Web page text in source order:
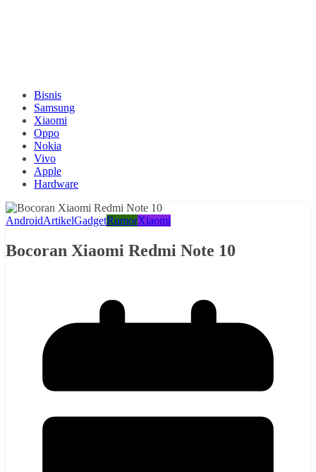
Bisnis
Samsung
Xiaomi
Oppo
Nokia
Vivo
Apple
Hardware
AndroidArtikelGadgetRumorXiaomi
Bocoran Xiaomi Redmi Note 10